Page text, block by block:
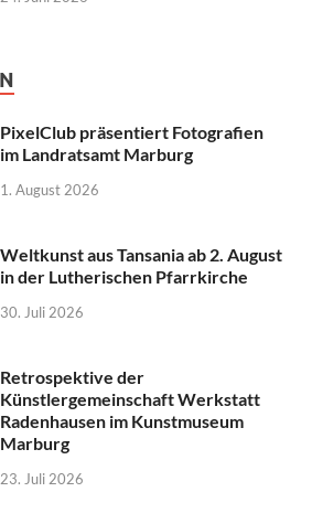
PixelClub präsentiert Fotografien
im Landratsamt Marburg
1. August 2026
Weltkunst aus Tansania ab 2. August
in der Lutherischen Pfarrkirche
30. Juli 2026
Retrospektive der
Künstlergemeinschaft Werkstatt
Radenhausen im Kunstmuseum
Marburg
23. Juli 2026